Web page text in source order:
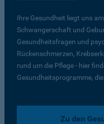
Ihre Gesundheit liegt uns
Schwangerschaft und
Gesundheitsfragen und
Rückenschmerzen,
rund um die Pflege - hier
Gesundheitsprogramme,
Zu den